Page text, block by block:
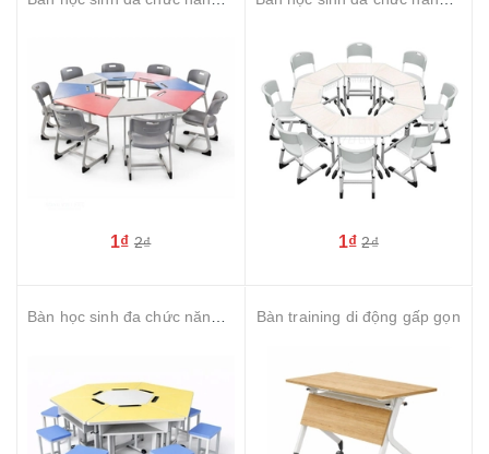
1₫ 2₫ 1₫ 2₫
Bàn training di động gấp gọn